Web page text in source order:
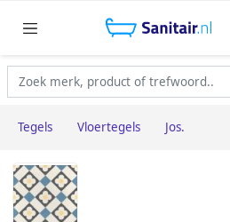
Tegels Vloertegels Jos.